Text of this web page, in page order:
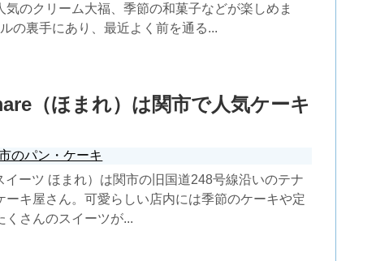
気のクリーム大福、季節の和菓子などが楽しめま
の裏手にあり、最近よく前を通る...
（ほまれ）は関市で人気ケーキ
のパン・ケーキ
イーツ ほまれ）は関市の旧国道248号線沿いのテナ
ーキ屋さん。可愛らしい店内には季節のケーキや定
くさんのスイーツが...